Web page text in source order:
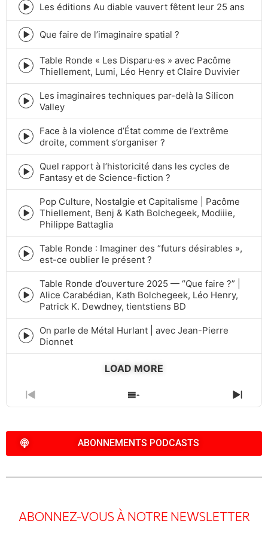
Episode
play
icon
Les éditions Au diable vauvert fêtent leur 25 ans
Episode
play
icon
Que faire de l’imaginaire spatial ?
Episode
play
icon
Table Ronde « Les Disparu·es » avec Pacôme
Thiellement, Lumi, Léo Henry et Claire Duvivier
Episode
play
icon
Les imaginaires techniques par-delà la Silicon
Valley
Episode
play
icon
Face à la violence d’État comme de l’extrême
droite, comment s’organiser ?
Episode
play
icon
Quel rapport à l’historicité dans les cycles de
Fantasy et de Science-fiction ?
Episode
play
icon
Pop Culture, Nostalgie et Capitalisme | Pacôme
Thiellement, Benj & Kath Bolchegeek, Modiiie,
Philippe Battaglia
Episode
play
icon
Table Ronde : Imaginer des “futurs désirables »,
est-ce oublier le présent ?
Episode
play
icon
Table Ronde d’ouverture 2025 — “Que faire ?” |
Alice Carabédian, Kath Bolchegeek, Léo Henry,
Patrick K. Dewdney, tientstiens BD
Episode
play
On parle de Métal Hurlant | avec Jean-Pierre
Dionnet
LOAD MORE
PREVIOUS
EPISODE
SHOW
EPISODES
NEXT
ABONNEMENTS PODCASTS
ABONNEZ-VOUS À NOTRE NEWSLETTER